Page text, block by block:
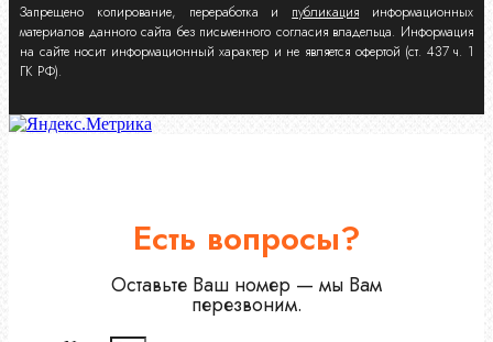
Запрещено копирование, переработка и публикация информационных
материалов данного сайта без письменного согласия владельца. Информация
на сайте носит информационный характер и не является офертой (ст. 437 ч. 1
ГК РФ).
Есть вопросы?
Оставьте Ваш номер — мы Вам
перезвоним.